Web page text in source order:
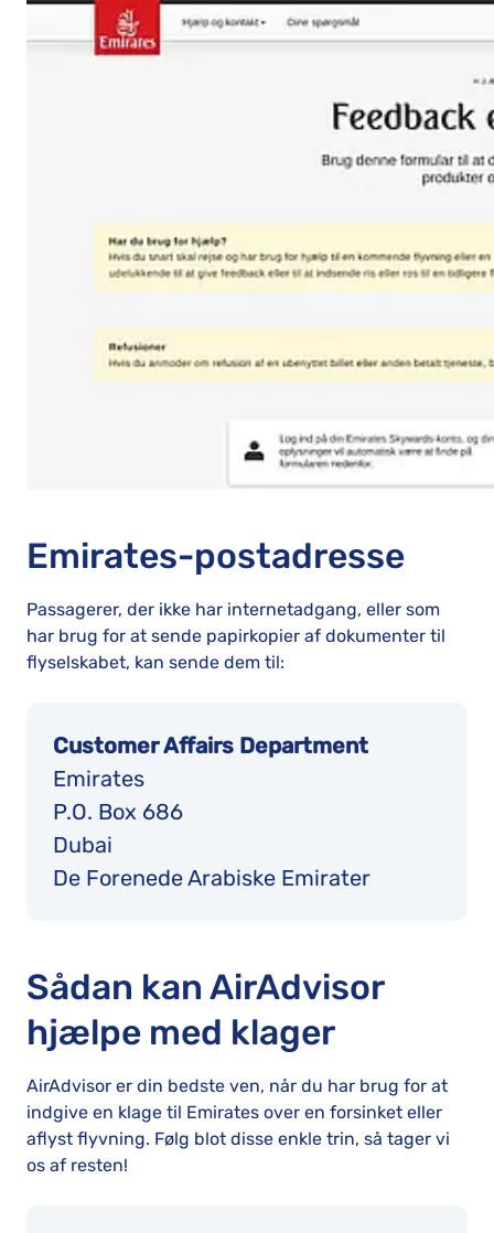
Emirates-postadresse
Passagerer, der ikke har internetadgang, eller som
har brug for at sende papirkopier af dokumenter til
flyselskabet, kan sende dem til:
Customer Affairs Department
Emirates
P.O. Box 686
Dubai
De Forenede Arabiske Emirater
Sådan kan AirAdvisor
hjælpe med klager
AirAdvisor er din bedste ven, når du har brug for at
indgive en klage til Emirates over en forsinket eller
aflyst flyvning. Følg blot disse enkle trin, så tager vi
os af resten!